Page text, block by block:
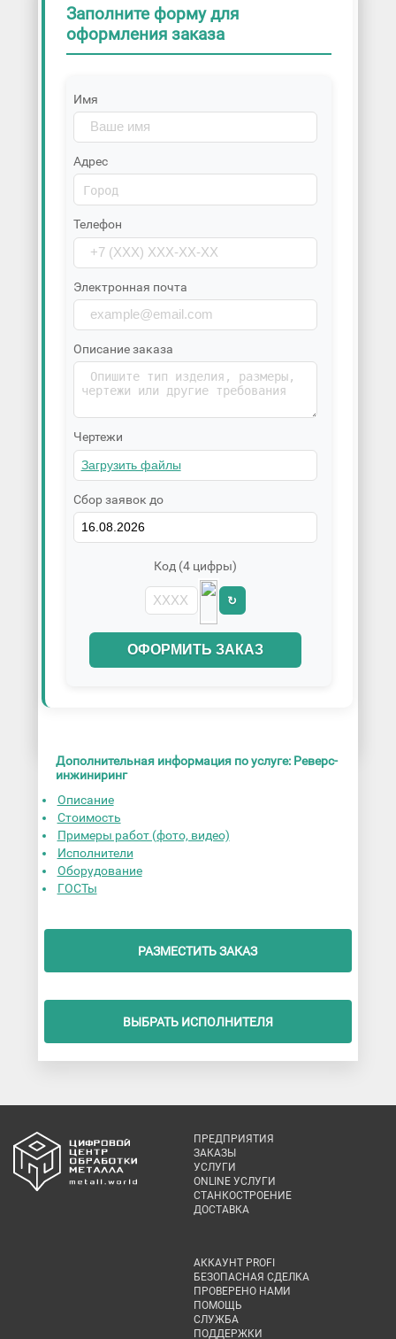
Заполните форму для
оформления заказа
Имя
Адрес
Телефон
Электронная почта
Описание заказа
Чертежи
Сбор заявок до
Код (4 цифры)
↻
ОФОРМИТЬ ЗАКАЗ
Дополнительная информация по услуге: Реверс-
инжиниринг
Описание
Стоимость
Примеры работ (фото, видео)
Исполнители
Оборудование
ГОСТы
РАЗМЕСТИТЬ ЗАКАЗ
ВЫБРАТЬ ИСПОЛНИТЕЛЯ
ПРЕДПРИЯТИЯ
ЗАКАЗЫ
УСЛУГИ
ONLINE УСЛУГИ
СТАНКОСТРОЕНИЕ
ДОСТАВКА
АККАУНТ PROFI
БЕЗОПАСНАЯ СДЕЛКА
ПРОВЕРЕНО НАМИ
ПОМОЩЬ
СЛУЖБА
ПОДДЕРЖКИ